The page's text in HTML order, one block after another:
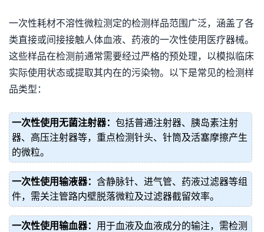
一次性耗材不溶性微粒测定的检测样品范围广泛，涵盖了各
类直接或间接接触人体血液、药液的一次性使用医疗器械。
这些样品在检测前通常需要经过严格的预处理，以模拟临床
实际使用状态或提取其内在的污染物。以下是常见的检测样
品类型：
一次性使用无菌注射器： 包括普通注射器、胰岛素注射
器、高压注射器等，重点检测针头、针筒及活塞摩擦产生
的微粒。
一次性使用输液器： 含静脉针、进气管、药液过滤器等组
件，需关注管路内壁脱落微粒及过滤器截留效率。
一次性使用输血器： 用于血液及血液成分的输注，需检测